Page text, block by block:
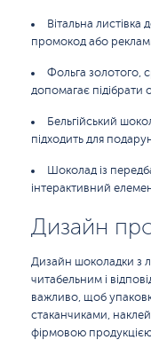
Вітальна
промокод або
Фольга золотого,
допомагає підібрати
Бельгійський
підходить для
Шоколад із
інтерактивний
Дизайн
Дизайн шоколадки з
читабельним і
важливо, щоб
стаканчиками,
фірмовою